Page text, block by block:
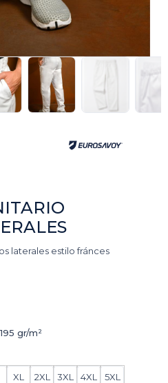
laterales estilo fránces
gr/m²
XL 2XL 3XL 4XL 5XL